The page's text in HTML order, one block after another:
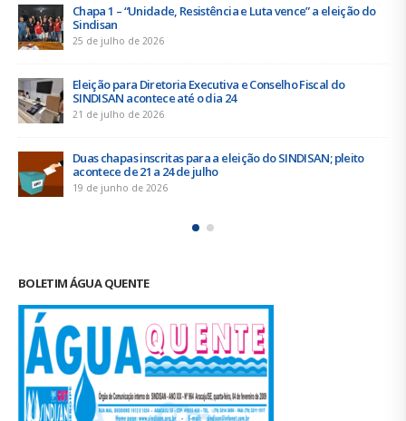
Urbanitários participam de reunião do Comitê de
Saneamento do ConCidades
16 de junho de 2026
Trabalhadores da Iguá Sergipe rejeitam contraproposta da
empresa para o ACT 2026-2027
11 de junho de 2026
Prestação de Contas de 2025 do SINDISAN é aprovada em
assembleia
2 de junho de 2026
BOLETIM ÁGUA QUENTE